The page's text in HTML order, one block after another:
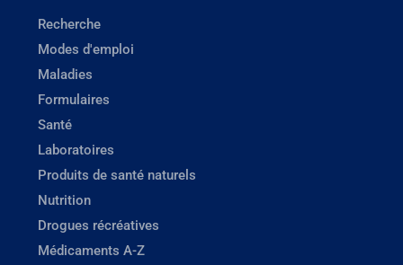
Recherche
Modes d'emploi
Maladies
Formulaires
Santé
Laboratoires
Produits de santé naturels
Nutrition
Drogues récréatives
Médicaments A-Z